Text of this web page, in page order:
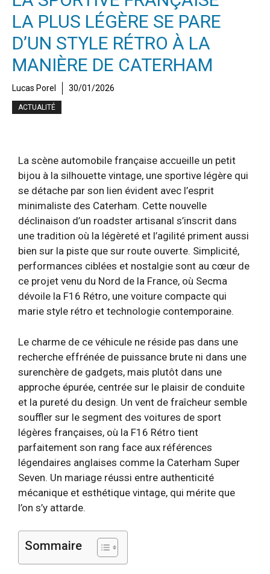
LA PLUS LÉGÈRE SE PARE
D’UN STYLE RÉTRO À LA
MANIÈRE DE CATERHAM
Lucas Porel 30/01/2026
ACTUALITÉ
La scène automobile française accueille un petit
bijou à la silhouette vintage, une sportive légère qui
se détache par son lien évident avec l’esprit
minimaliste des Caterham. Cette nouvelle
déclinaison d’un roadster artisanal s’inscrit dans
une tradition où la légèreté et l’agilité priment aussi
bien sur la piste que sur route ouverte. Simplicité,
performances ciblées et nostalgie sont au cœur de
ce projet venu du Nord de la France, où Secma
dévoile la F16 Rétro, une voiture compacte qui
marie style rétro et technologie contemporaine.
Le charme de ce véhicule ne réside pas dans une
recherche effrénée de puissance brute ni dans une
surenchère de gadgets, mais plutôt dans une
approche épurée, centrée sur le plaisir de conduite
et la pureté du design. Un vent de fraîcheur semble
souffler sur le segment des voitures de sport
légères françaises, où la F16 Rétro tient
parfaitement son rang face aux références
légendaires anglaises comme la Caterham Super
Seven. Un mariage réussi entre authenticité
mécanique et esthétique vintage, qui mérite que
l’on s’y attarde.
Sommaire